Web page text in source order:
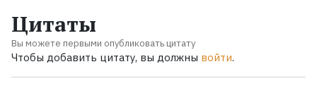
Цитаты
Вы можете первыми опубликовать цитату
Чтобы добавить цитату, вы должны войти.